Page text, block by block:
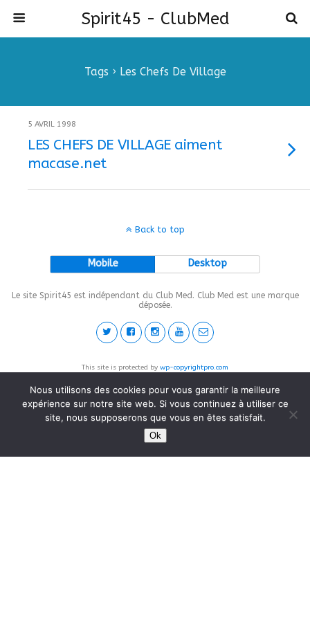
Spirit45 - ClubMed
Tags › Les Chefs De Village
5 AVRIL 1998
LES CHEFS DE VILLAGE aiment
macase.net
Back to top
Mobile Desktop
Le site Spirit45 est indépendant du Club Med. Club Med est une marque
déposée.
This site is protected by wp-copyrightpro.com
Nous utilisons des cookies pour vous garantir la meilleure
expérience sur notre site web. Si vous continuez à utiliser ce
site, nous supposerons que vous en êtes satisfait.
Ok